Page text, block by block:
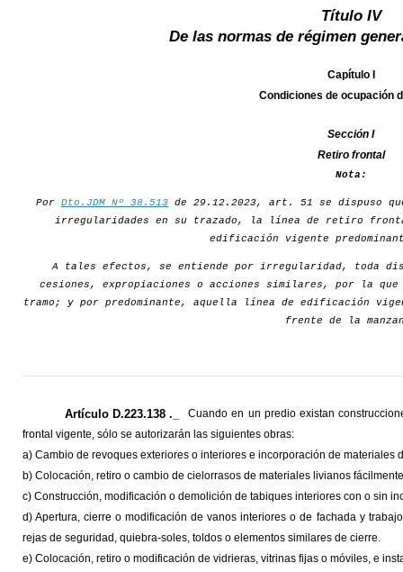
Título IV
De las normas de régimen
Capítulo I
Condiciones de ocupación
Sección I
Retiro frontal
Nota:
Por Dto.JDM Nº 38.513 de 29.12.2023, art. 51 se dispuso
irregularidades en su trazado, la línea de retiro
edificación vigente
A tales efectos, se entiende por irregularidad, toda
cesiones, expropiaciones o acciones similares, por la que
tramo; y por predominante, aquella línea de edificación
frente de la
Artículo D.223.138 ._
Cuando en un predio existan
frontal vigente, sólo se autorizarán las siguientes obras:
a) Cambio de revoques exteriores o interiores e incorporación de materiales
b) Colocación, retiro o cambio de cielorrasos de materiales livianos
c) Construcción, modificación o demolición de tabiques interiores con o sin
d) Apertura, cierre o modificación de vanos interiores o de fachada y
rejas de seguridad, quiebra-soles, toldos o elementos similares de cierre.
e) Colocación, retiro o modificación de vidrieras, vitrinas fijas o móviles, e